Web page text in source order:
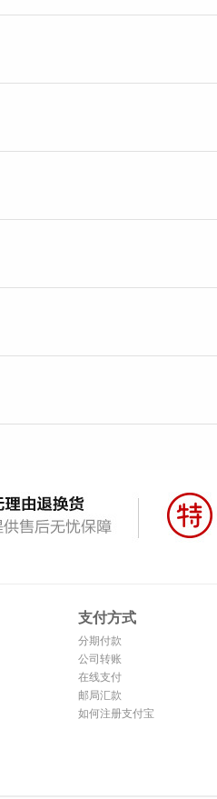
支付方式
分期付款
公司转账
在线支付
邮局汇款
如何注册支付宝